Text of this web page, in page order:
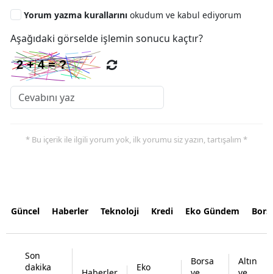
Yorum yazma kurallarını okudum ve kabul ediyorum
Aşağıdaki görselde işlemin sonucu kaçtır?
* Bu içerik ile ilgili yorum yok, ilk yorumu siz yazın, tartışalım *
Güncel Haberler Teknoloji Kredi Eko Gündem
Son
dakika
Eko
Borsa
Altın